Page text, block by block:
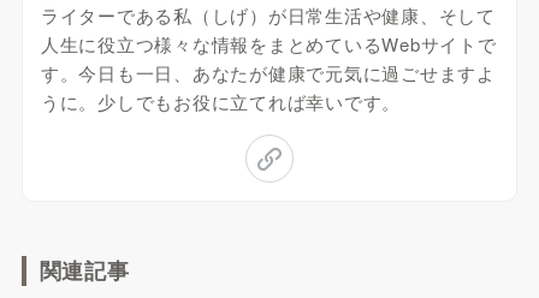
ライターである私（しげ）が日常生活や健康、そして
人生に役立つ様々な情報をまとめているWebサイトで
す。今日も一日、あなたが健康で元気に過ごせますよ
うに。少しでもお役に立てれば幸いです。
関連記事